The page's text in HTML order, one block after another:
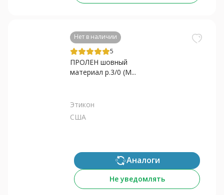
Нет в наличии
5
ПРОЛЕН шовный
материал р.3/0 (M...
Этикон
США
Аналоги
Не уведомлять